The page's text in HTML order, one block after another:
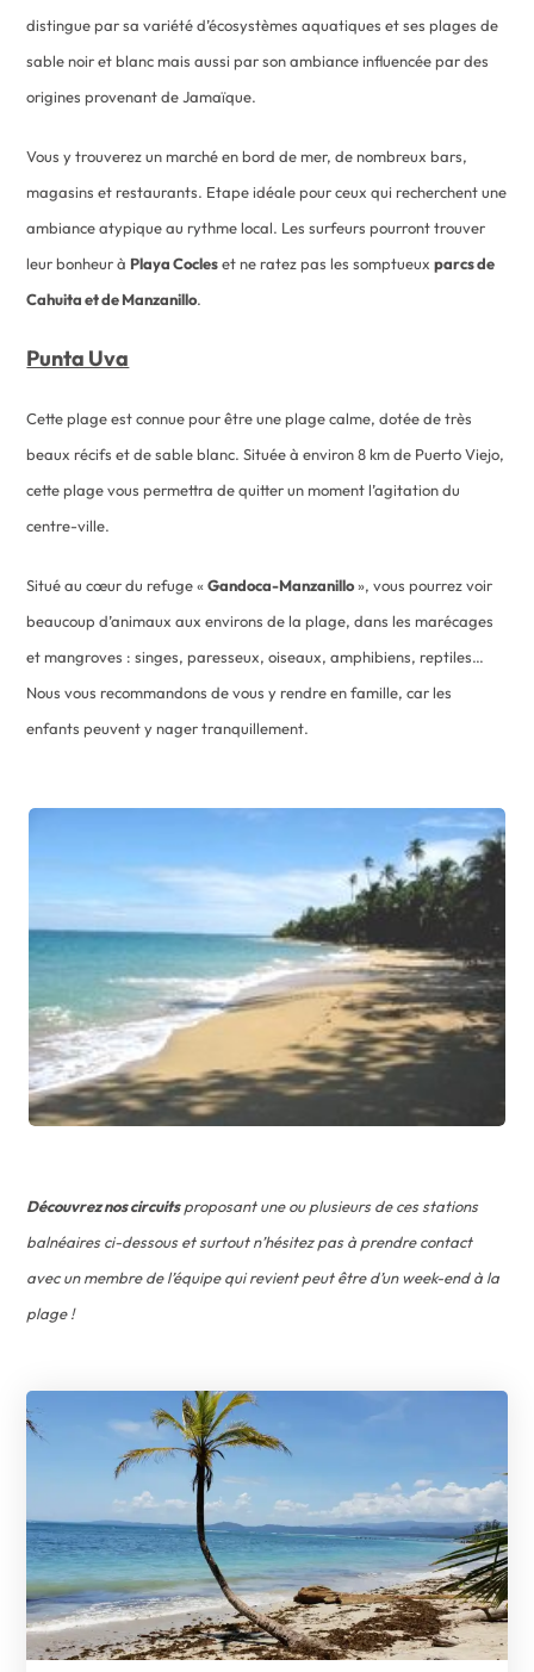
distingue par sa variété d’écosystèmes aquatiques et ses plages de
sable noir et blanc mais aussi par son ambiance influencée par des
origines provenant de Jamaïque.
Vous y trouverez un marché en bord de mer, de nombreux bars,
magasins et restaurants. Etape idéale pour ceux qui recherchent une
ambiance atypique au rythme local. Les surfeurs pourront trouver
leur bonheur à Playa Cocleset ne ratez pas les somptueuxparcs de
Cahuita et de Manzanillo.
Punta Uva
Cette plage est connue pour être une plage calme, dotée de très
beaux récifs et de sable blanc. Située à environ 8 km de Puerto Viejo,
cette plage vous permettra de quitter un moment l’agitation du
centre-ville.
Situé au cœur du refuge «Gandoca-Manzanillo», vous pourrez voir
beaucoup d’animaux aux environs de la plage, dans les marécages
et mangroves : singes, paresseux, oiseaux, amphibiens, reptiles…
Nous vous recommandons de vous y rendre en famille, car les
enfants peuvent y nager tranquillement.
Découvrez nos circuitsproposant une ou plusieurs de ces stations
balnéaires ci-dessous et surtout n’hésitez pas à prendre contact
avec un membre de l’équipe qui revient peut être d’un week-end à la
plage !